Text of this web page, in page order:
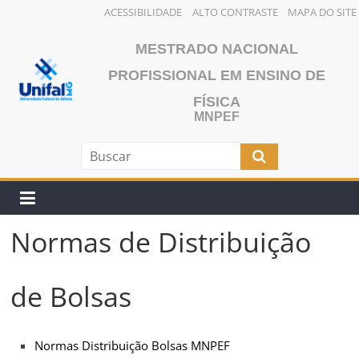
ACESSIBILIDADE ALTO CONTRASTE MAPA DO SITE
conteúdo
MESTRADO NACIONAL
PROFISSIONAL EM ENSINO DE
FÍSICA
MNPEF
Normas de Distribuição
de Bolsas
Normas Distribuição Bolsas MNPEF